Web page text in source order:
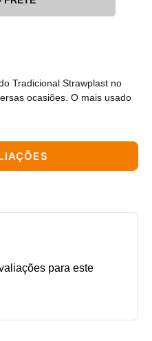
Tradicional Strawplast no
ocasiões. O mais usado